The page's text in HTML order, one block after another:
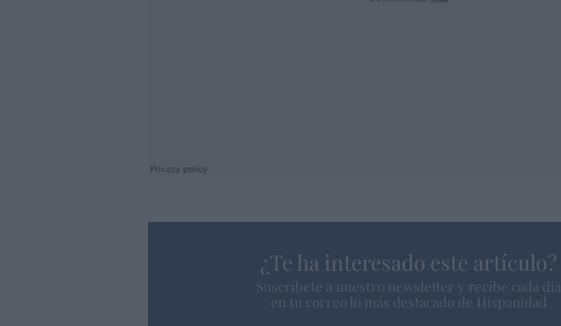
¿Te ha interesado este artículo?
Suscríbete a nuestro newsletter y recibe cada dia
en tu correo lo más destacado de Hispanidad